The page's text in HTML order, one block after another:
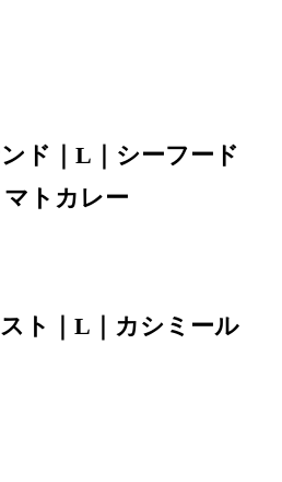
ド｜L｜シーフード
トカレー
ト｜L｜カシミール